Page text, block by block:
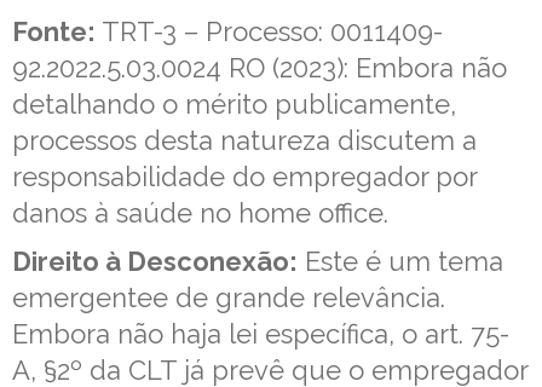
Fonte: TRT-3 – Processo: 0011409-
92.2022.5.03.0024 RO (2023): Embora não
detalhando o mérito publicamente,
processos desta natureza discutem a
responsabilidade do empregador por
danos à saúde no home office.
Direito à Desconexão: Este é um tema
emergentee de grande relevância.
Embora não haja lei específica, o art. 75-
A, §2º da CLT já prevê que o empregador